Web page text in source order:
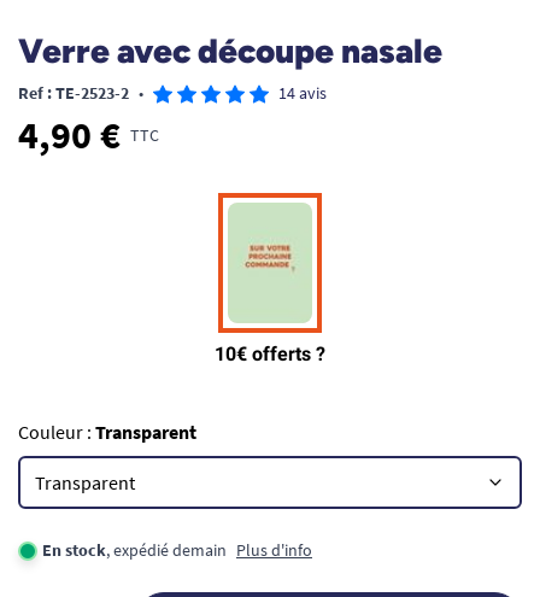
Verre avec découpe nasale
Ref : TE-2523-2 • 14 avis
4,90 € TTC
Couleur : Transparent
En stock, expédié demain Plus d'info